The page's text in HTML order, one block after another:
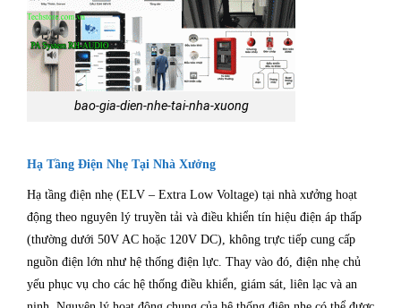
bao-gia-dien-nhe-tai-nha-xuong
Hạ Tầng Điện Nhẹ Tại Nhà Xưởng
Hạ tầng điện nhẹ (ELV – Extra Low Voltage) tại nhà xưởng hoạt
động theo nguyên lý truyền tải và điều khiển tín hiệu điện áp thấp
(thường dưới 50V AC hoặc 120V DC), không trực tiếp cung cấp
nguồn điện lớn như hệ thống điện lực. Thay vào đó, điện nhẹ chủ
yếu phục vụ cho các hệ thống điều khiển, giám sát, liên lạc và an